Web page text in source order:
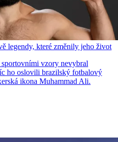
legendy, které změnily jeho život
vzory nevybral
ho oslovili brazilský fotbalový
ikona Muhammad Ali.